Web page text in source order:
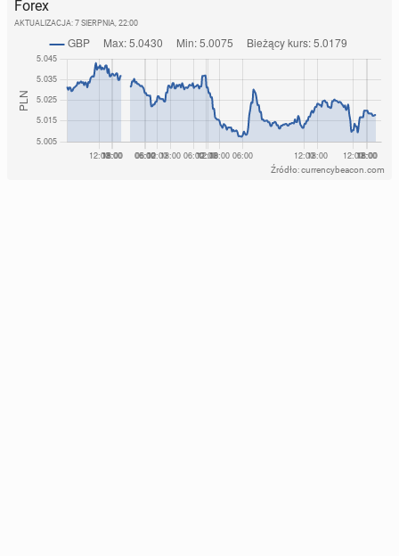
Forex
AKTUALIZACJA: 7 SIERPNIA, 22:00
Źródło: currencybeacon.com